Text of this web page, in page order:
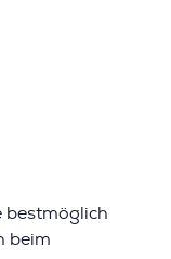
bestmöglich
beim